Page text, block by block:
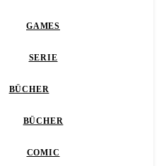
GAMES
SERIE
BÜCHER
BÜCHER
COMIC